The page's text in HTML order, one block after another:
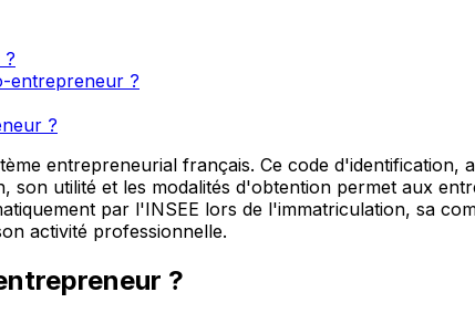
?
entrepreneur ?
?
entrepreneurial français. Ce code
utilité et les modalités d'obtention permet aux
par l'INSEE lors de l'immatriculation, sa
activité professionnelle.
?